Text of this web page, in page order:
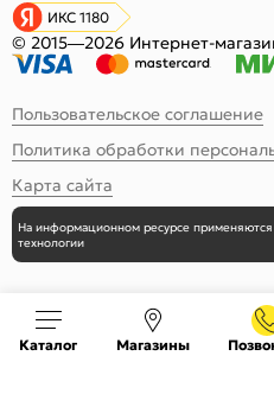
ИКС 1180
© 2015—2026 Интернет-
Пользовательское соглашение
Политика обработки
Карта сайта
Каталог Магазины
На информационном ресурсе применяются
технологии